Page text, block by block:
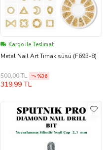
Kargo ile Teslimat
Metal Nail Art Tırnak süsü (F693-8)
500,00 TL %36
319,99 TL